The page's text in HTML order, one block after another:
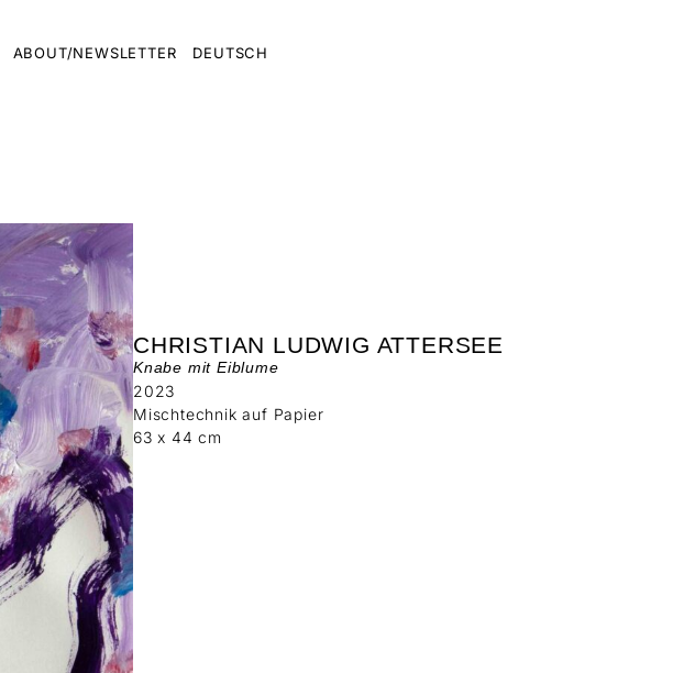
ABOUT/NEWSLETTER DEUTSCH
CHRISTIAN LUDWIG ATTERSEE
Knabe mit Eiblume
2023
Mischtechnik auf Papier
63 x 44 cm